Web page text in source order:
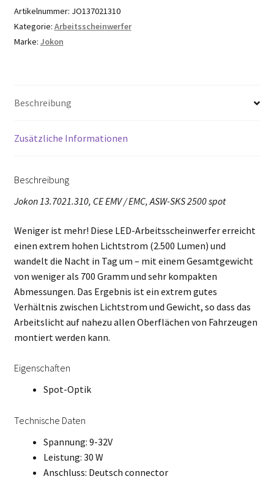
Artikelnummer: JO137021310
Kategorie: Arbeitsscheinwerfer
Marke: Jokon
Beschreibung
Zusätzliche Informationen
Beschreibung
Jokon 13.7021.310, CE EMV / EMC, ASW-SKS 2500 spot
Weniger ist mehr! Diese LED-Arbeitsscheinwerfer erreicht
einen extrem hohen Lichtstrom (2.500 Lumen) und
wandelt die Nacht in Tag um – mit einem Gesamtgewicht
von weniger als 700 Gramm und sehr kompakten
Abmessungen. Das Ergebnis ist ein extrem gutes
Verhältnis zwischen Lichtstrom und Gewicht, so dass das
Arbeitslicht auf nahezu allen Oberflächen von Fahrzeugen
montiert werden kann.
Eigenschaften
Spot-Optik
Technische Daten
Spannung: 9-32V
Leistung: 30 W
Anschluss: Deutsch connector